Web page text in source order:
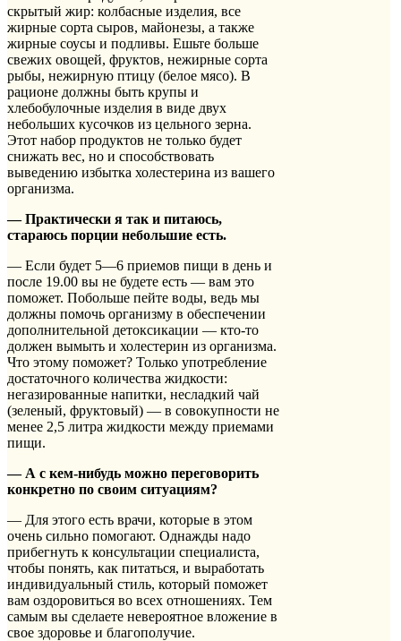
скрытый жир: колбасные изделия, все
жирные сорта сыров, майонезы, а также
жирные соусы и подливы. Ешьте больше
свежих овощей, фруктов, нежирные сорта
рыбы, нежирную птицу (белое мясо). В
рационе должны быть крупы и
хлебобулочные изделия в виде двух
небольших кусочков из цельного зерна.
Этот набор продуктов не только будет
снижать вес, но и способствовать
выведению избытка холестерина из вашего
организма.
— Практически я так и питаюсь,
стараюсь порции небольшие есть.
— Если будет 5—6 приемов пищи в день и
после 19.00 вы не будете есть — вам это
поможет. Побольше пейте воды, ведь мы
должны помочь организму в обеспечении
дополнительной детоксикации — кто-то
должен вымыть и холестерин из организма.
Что этому поможет? Только употребление
достаточного количества жидкости:
негазированные напитки, несладкий чай
(зеленый, фруктовый) — в совокупности не
менее 2,5 литра жидкости между приемами
пищи.
— А с кем-нибудь можно переговорить
конкретно по своим ситуациям?
— Для этого есть врачи, которые в этом
очень сильно помогают. Однажды надо
прибегнуть к консультации специалиста,
чтобы понять, как питаться, и выработать
индивидуальный стиль, который поможет
вам оздоровиться во всех отношениях. Тем
самым вы сделаете невероятное вложение в
свое здоровье и благополучие.